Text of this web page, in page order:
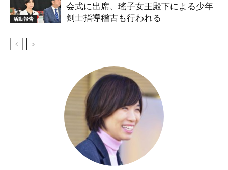
活動報告
会式に出席、瑤子女王殿下による少年
剣士指導稽古も行われる